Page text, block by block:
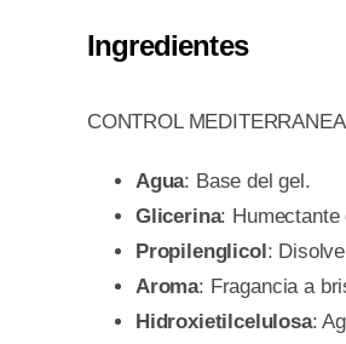
Ingredientes
CONTROL
Agua: Base del gel.
Glicerina: Humectante
Propilenglicol :
Aroma: Fragancia a
Hidroxietilcelulosa: